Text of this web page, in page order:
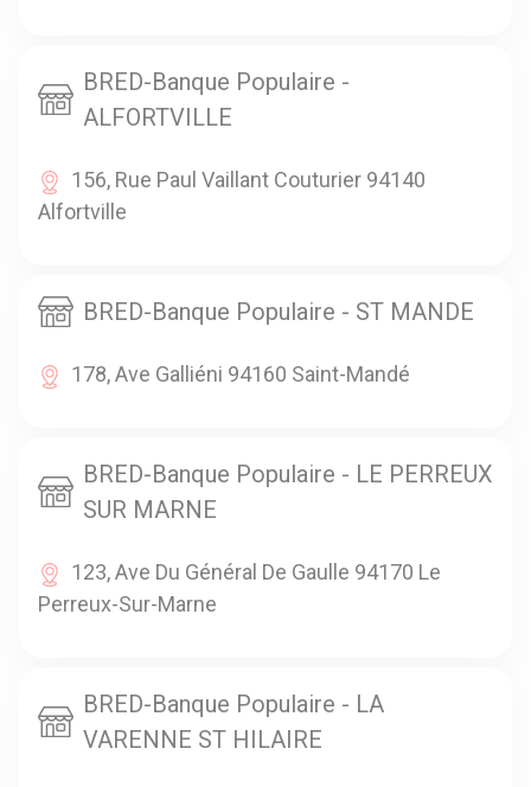
BRED-Banque Populaire -
ALFORTVILLE
156, Rue Paul Vaillant Couturier 94140
Alfortville
BRED-Banque Populaire - ST MANDE
178, Ave Galliéni 94160 Saint-Mandé
BRED-Banque Populaire - LE PERREUX
SUR MARNE
123, Ave Du Général De Gaulle 94170 Le
Perreux-Sur-Marne
BRED-Banque Populaire - LA
VARENNE ST HILAIRE